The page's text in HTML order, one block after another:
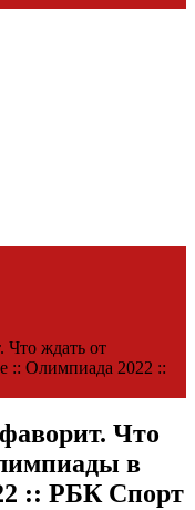
ждать от
:: Олимпиада 2022 ::
Что
в
:: РБК Спорт